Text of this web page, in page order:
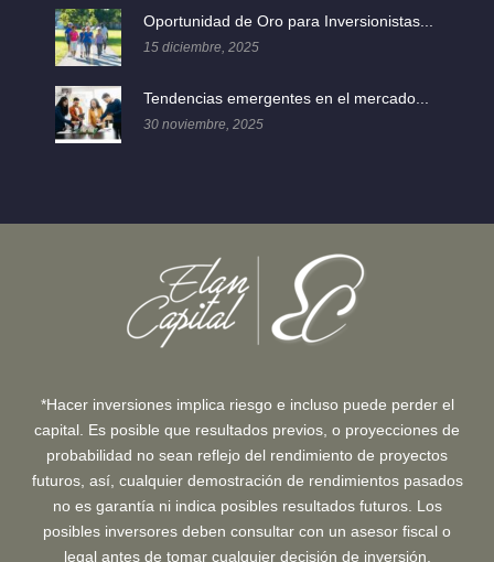
Oportunidad de Oro para Inversionistas...
15 diciembre, 2025
Tendencias emergentes en el mercado...
30 noviembre, 2025
*Hacer inversiones implica riesgo e incluso puede perder el
capital. Es posible que resultados previos, o proyecciones de
probabilidad no sean reflejo del rendimiento de proyectos
futuros, así, cualquier demostración de rendimientos pasados
no es garantía ni indica posibles resultados futuros. Los
posibles inversores deben consultar con un asesor fiscal o
legal antes de tomar cualquier decisión de inversión.